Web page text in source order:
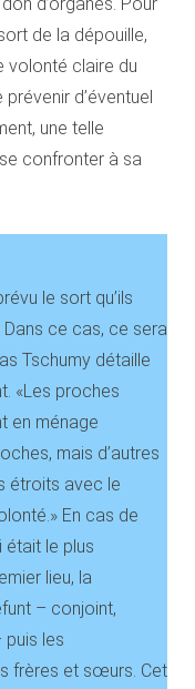
de la dépouille,
volonté claire du
d’éventuel
une telle
confronter à sa
le sort qu’ils
ce cas, ce sera
Tschumy détaille
«Les proches
en ménage
mais d’autres
étroits avec le
En cas de
était le plus
lieu, la
– conjoint,
les
frères et sœurs. Cet